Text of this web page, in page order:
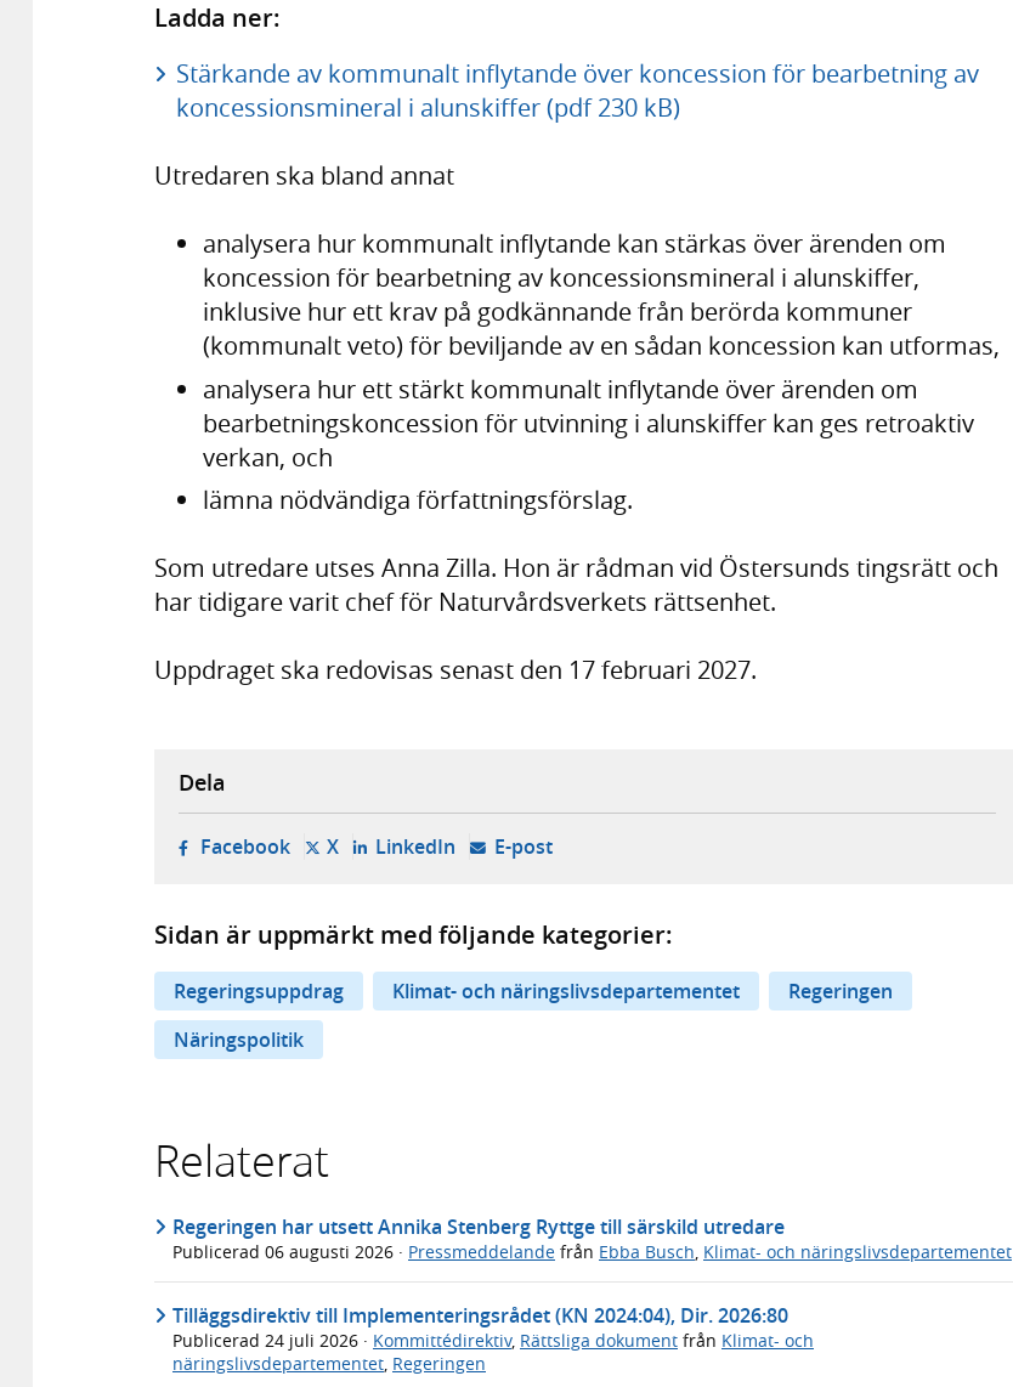
Ladda ner:
Stärkande av kommunalt inflytande över koncession för bearbetning av
koncessionsmineral i alunskiffer (pdf 230 kB)
Utredaren ska bland annat
analysera hur kommunalt inflytande kan stärkas över ärenden om
koncession för bearbetning av koncessionsmineral i alunskiffer,
inklusive hur ett krav på godkännande från berörda kommuner
(kommunalt veto) för beviljande av en sådan koncession kan utformas,
analysera hur ett stärkt kommunalt inflytande över ärenden om
bearbetningskoncession för utvinning i alunskiffer kan ges retroaktiv
verkan, och
lämna nödvändiga författningsförslag.
Som utredare utses Anna Zilla. Hon är rådman vid Östersunds tingsrätt och
har tidigare varit chef för Naturvårdsverkets rättsenhet.
Uppdraget ska redovisas senast den 17 februari 2027.
Dela
Facebook- öppnas i ny flik, extern webbplats,
X- öppnas i ny flik, extern webbplats,
LinkedIn- öppnas i ny flik, extern webbplats,
E-post- öppnar din e-postklient,
Sidan är uppmärkt med följande kategorier:
Regeringsuppdrag Klimat- och näringslivsdepartementet
Regeringen
Näringspolitik
Relaterat
Regeringen har utsett Annika Stenberg Ryttge till särskild utredare
Publicerad 06 augusti 2026 · Pressmeddelande från Ebba Busch, Klimat- och näringslivsdepartementet
Tilläggsdirektiv till Implementeringsrådet (KN 2024:04), Dir. 2026:80
Publicerad 24 juli 2026 · Kommittédirektiv, Rättsliga dokument från Klimat- och
näringslivsdepartementet Regeringen